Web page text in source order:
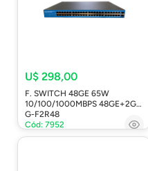
U$ 298,00
F. SWITCH 48GE 65W
10/100/1000MBPS 48GE+2GF
G-F2R48
Cód: 7952